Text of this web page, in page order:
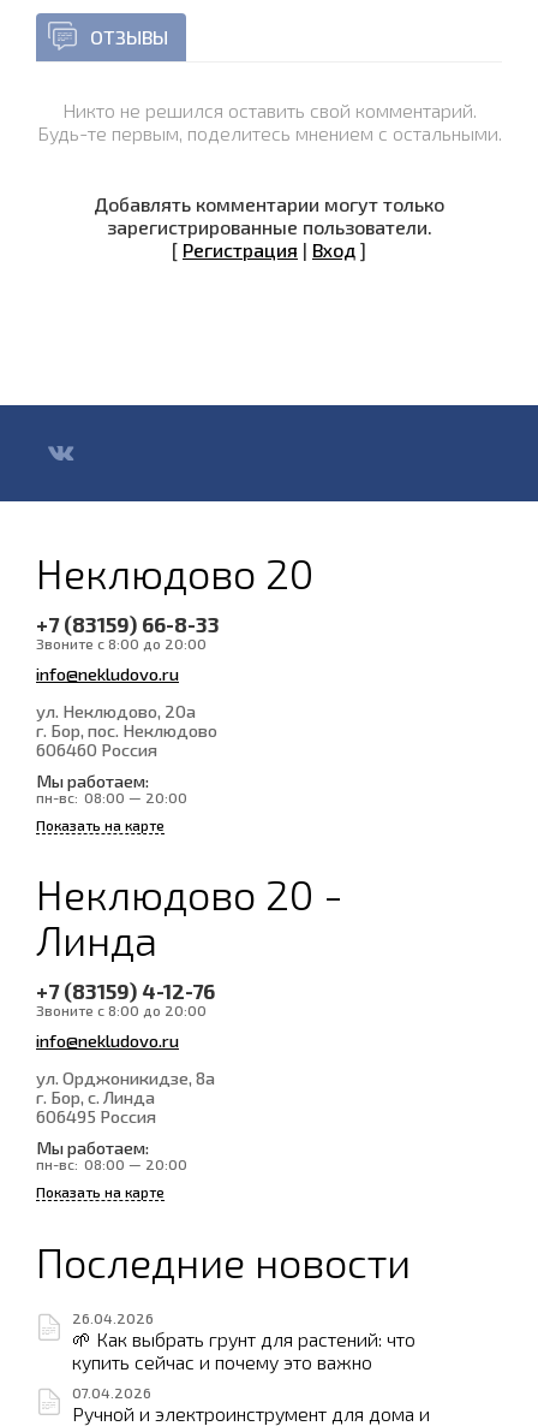
ОТЗЫВЫ
Никто не решился оставить свой комментарий.
Будь-те первым, поделитесь мнением с остальными.
Добавлять комментарии могут только
зарегистрированные пользователи.
[ Регистрация | Вход ]
Неклюдово 20
+7 (83159) 66-8-33
Звоните с 8:00 до 20:00
info@nekludovo.ru
ул. Неклюдово, 20а
г. Бор, пос. Неклюдово
606460 Россия
Мы работаем:
пн-вс: 08:00 — 20:00
Показать на карте
Неклюдово 20 -
Линда
+7 (83159) 4-12-76
Звоните с 8:00 до 20:00
info@nekludovo.ru
ул. Орджоникидзе, 8а
г. Бор, с. Линда
606495 Россия
Мы работаем:
пн-вс: 08:00 — 20:00
Показать на карте
Последние новости
26.04.2026
🌱 Как выбрать грунт для растений: что
купить сейчас и почему это важно
07.04.2026
Ручной и электроинструмент для дома и